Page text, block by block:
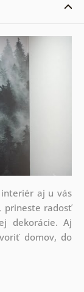
aj u vás
prineste radosť
dekorácie. Aj
domov, do